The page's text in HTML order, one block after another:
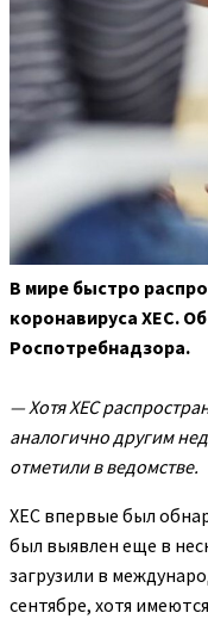
В мире быстро
коронавируса XEC.
Роспотребнадзора.
— Хотя XEC
аналогично другим
отметили в ведомстве.
XEC впервые был
был выявлен еще в
загрузили в
сентябре, хотя